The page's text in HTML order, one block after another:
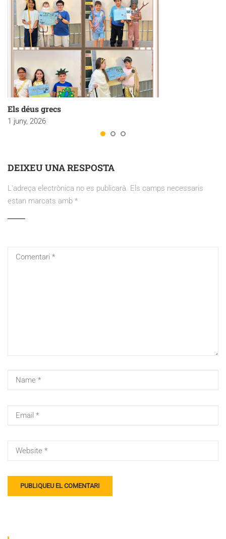
Els déus grecs
1 juny, 2026
DEIXEU UNA RESPOSTA
L'adreça electrònica no es publicarà. Els camps necessaris
estan marcats amb *